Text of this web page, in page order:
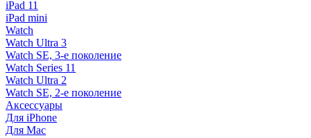
iPad 11
iPad mini
Watch
Watch Ultra 3
Watch SE, 3-е поколение
Watch Series 11
Watch Ultra 2
Watch SE, 2-е поколение
Аксессуары
Для iPhone
Для Mac